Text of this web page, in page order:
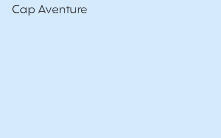
Cap Aventure